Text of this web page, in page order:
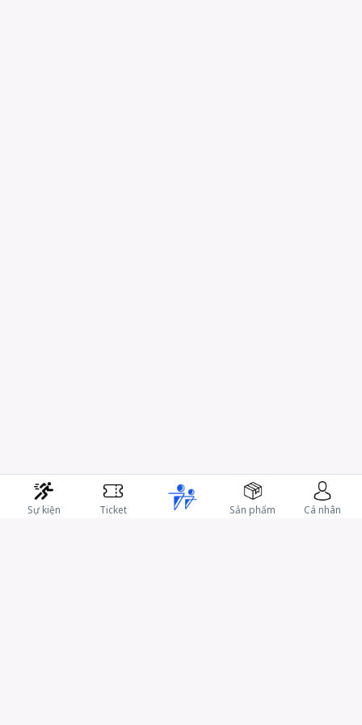
Sự kiện Ticket Sản phẩm Cá nhân